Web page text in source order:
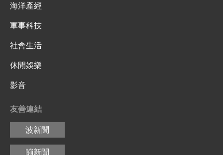
海洋產經
軍事科技
社會生活
休閒娛樂
影音
友善連結
波新聞
蹦新聞